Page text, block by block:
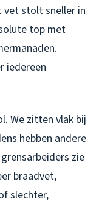
vet stolt sneller in
top met
iedereen
We zitten vlak bij
hebben andere
zie
braadvet,
slechter,